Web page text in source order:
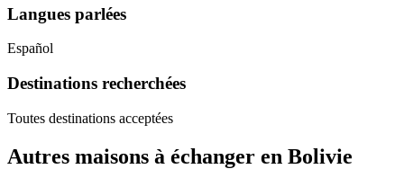
Langues parlées
Español
Destinations recherchées
Toutes destinations acceptées
Autres maisons à échanger en Bolivie